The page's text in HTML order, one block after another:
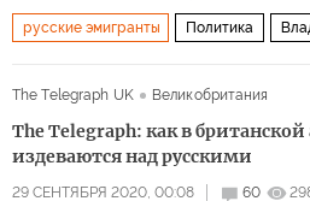
русские эмигранты Политика
The Telegraph UK
Великобритания
The Telegraph: как в
издеваются над русскими
29 СЕНТЯБРЯ 2020, 00:08 60